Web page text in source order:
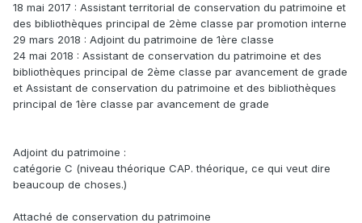
18 mai 2017 : Assistant territorial de conservation du patrimoine et
des bibliothèques principal de 2ème classe par promotion interne
29 mars 2018 : Adjoint du patrimoine de 1ère classe
24 mai 2018 : Assistant de conservation du patrimoine et des
bibliothèques principal de 2ème classe par avancement de grade
et Assistant de conservation du patrimoine et des bibliothèques
principal de 1ère classe par avancement de grade
Adjoint du patrimoine :
catégorie C (niveau théorique CAP. théorique, ce qui veut dire
beaucoup de choses.)
Attaché de conservation du patrimoine